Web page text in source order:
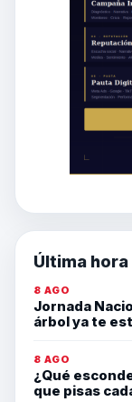
Última hora
8 AGO
Jornada
árbol ya te
8 AGO
¿Qué
que pisas